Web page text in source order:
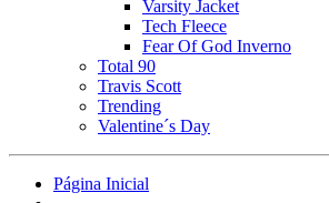
Varsity Jacket
Tech Fleece
Fear Of God Inverno
Total 90
Travis Scott
Trending
Valentine´s Day
Página Inicial